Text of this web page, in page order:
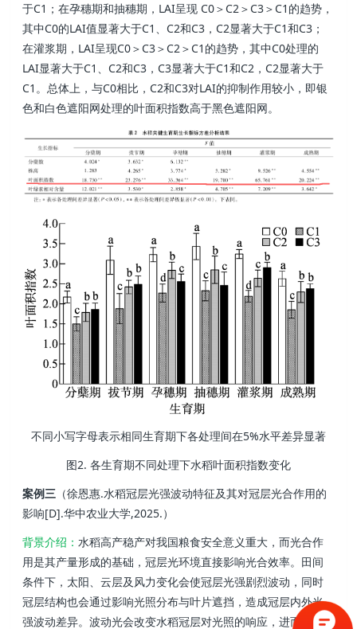
于C1；在孕穗期和抽穗期，LAI呈现 C0＞C2＞C3＞C1的趋势，
其中C0的LAI值显著大于C1、C2和C3，C2显著大于C1和C3；
在灌浆期，LAI呈现C0＞C3＞C2＞C1的趋势，其中C0处理的
LAI显著大于C1、C2和C3，C3显著大于C1和C2，C2显著大于
C1。总体上，与C0相比，C2和C3对LAI的抑制作用较小，即银
色和白色遮阳网处理的叶面积指数高于黑色遮阳网。
不同小写字母表示相同生育期下各处理间在5%水平差异显著
图2. 各生育期不同处理下水稻叶面积指数变化
案例三 （徐恩惠.水稻冠层光强波动特征及其对冠层光合作用的
影响[D].华中农业大学,2025.）
背景介绍：水稻高产稳产对我国粮食安全意义重大，而光合作
用是其产量形成的基础，冠层光环境直接影响光合效率。田间
条件下，太阳、云层及风力变化会使冠层光强剧烈波动，同时
冠层结构也会通过影响光照分布与叶片遮挡，造成冠层内外光
强波动差异。波动光会改变水稻冠层对光照的响应，进而影响